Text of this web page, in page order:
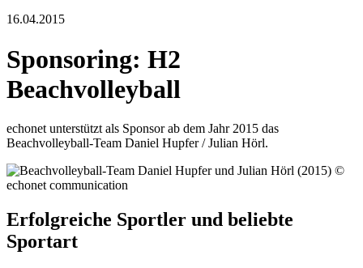
16.04.2015
Sponsoring: H2
Beachvolleyball
echonet unterstützt als Sponsor ab dem Jahr 2015 das
Beachvolleyball-Team Daniel Hupfer / Julian Hörl.
Erfolgreiche Sportler und beliebte
Sportart